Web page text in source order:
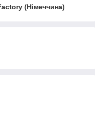
(Німеччина)